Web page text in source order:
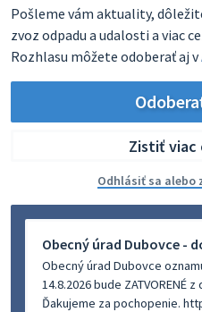
Pošleme vám aktuality,
zvoz odpadu a udalosti a viac
Rozhlasu môžete odoberať aj v
Zistiť viac
Odhlásiť sa alebo
Obecný úrad Dubovce -
Obecný úrad Dubovce
14.8.2026 bude ZATVORENÉ
Ďakujeme za pochopenie.